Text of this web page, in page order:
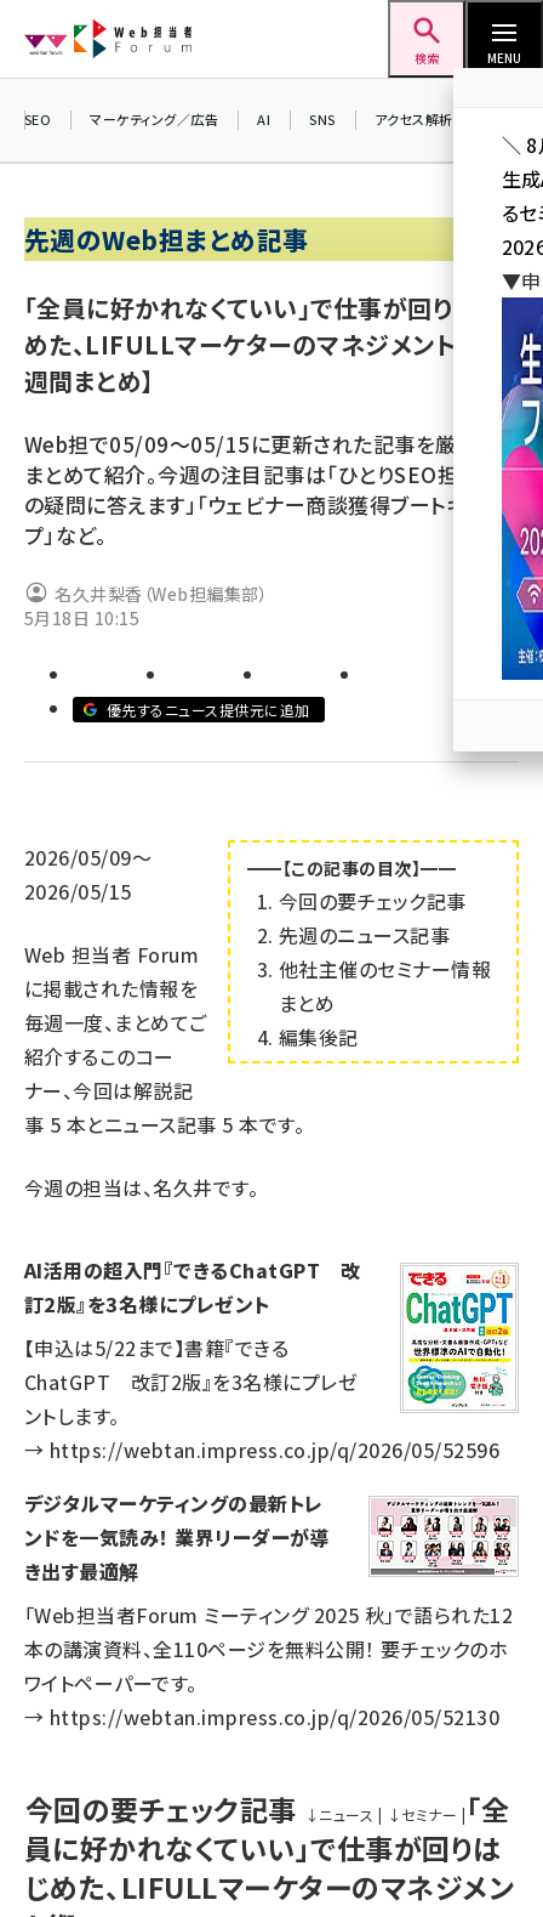
ン
検索 MENU
ai (2811)
youtube (2439)
セミナー (2308)
z世代 (1623)
meo (1277)
llmo (1166)
SEO マーケティング／広告 AI SNS アクセス解析／データ分析
先週のWeb担まとめ記事
「全員に好かれなくていい」で仕事が回りはじ
めた、LIFULLマーケターのマネジメント術【1
週間まとめ】
Web担で05/09～05/15に更新された記事を厳選して
まとめて紹介。今週の注目記事は「ひとりSEO担当者
の疑問に答えます」「ウェビナー商談獲得ブートキャン
プ」など。
名久井梨香（Web担編集部）
5月18日 10:15
優先するニュース提供元に追加
━━【この記事の目次】━━
今回の要チェック記事
先週のニュース記事
他社主催のセミナー情報
まとめ
編集後記
2026/05/09～
2026/05/15
Web 担当者 Forum
に掲載された情報を
毎週一度、まとめてご
紹介するこのコー
ナー、今回は解説記
事 5 本とニュース記事 5 本です。
今週の担当は、名久井です。
AI活用の超入門『できるChatGPT 改
訂2版』を3名様にプレゼント
【申込は5/22まで】書籍『できる
ChatGPT 改訂2版』を3名様にプレゼ
ントします。
→ https://webtan.impress.co.jp/q/2026/05/52596
デジタルマーケティングの最新トレ
ンドを一気読み！ 業界リーダーが導
き出す最適解
「Web担当者Forum ミーティング 2025 秋」で語られた12
本の講演資料、全110ページを無料公開！ 要チェックのホ
ワイトペーパーです。
→ https://webtan.impress.co.jp/q/2026/05/52130
今回の要チェック記事 ↓ ニュース | ↓ セミナー | 「全
員に好かれなくていい」で仕事が回りは
じめた、LIFULLマーケターのマネジメン
＼ 8
生
る
▼申